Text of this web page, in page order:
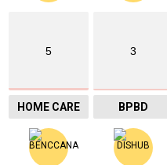
5
HOME CARE
3
BPBD